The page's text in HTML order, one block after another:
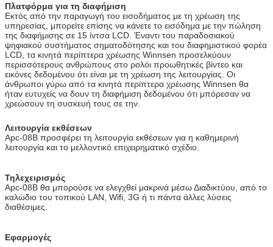
Πλατφόρμα για τη διαφήμιση
Εκτός από την παραγωγή του εισοδήματος με τη χρέωση της
υπηρεσίας, μπορείτε επίσης να κάνετε το εισόδημα με την πώληση
της διαφήμισης σε 15 ίντσα LCD. Έναντι του παραδοσιακού
ψηφιακού συστήματος σηματοδότησης και του διαφημιστικού φορέα
LCD, τα κινητά περίπτερα χρέωσης Winnsen προσελκύουν
περισσότερους ανθρώπους στο ρολόι προωθητικές βίντεο και
εικόνες δεδομένου ότι είναι με τη χρέωση της λειτουργίας. Οι
άνθρωποι γύρω από τα κινητά περίπτερα χρέωσης Winnsen θα
ήταν ευτυχείς να δουν τη διαφήμιση δεδομένου ότι μπόρεσαν να
χρεώσουν τη συσκευή τους σε την.
Λειτουργία εκθέσεων
Apc-08B προσφέρει τη λειτουργία εκθέσεων για η καθημερινή
λειτουργία και το μελλοντικό επιχειρηματικό σχέδιο.
Τηλεχειρισμός
Apc-08B θα μπορούσε να ελεγχθεί μακρινά μέσω Διαδικτύου, από το
καλώδιο του τοπικού LAN, Wifi, 3G ή τι πάντα άλλες λύσεις
διαθέσιμες.
Εφαρμογές